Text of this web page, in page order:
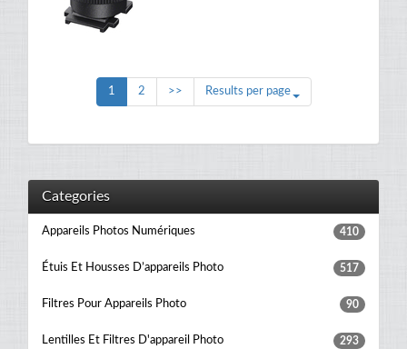
1 2 >> Results per page
Categories
Appareils Photos Numériques 410
Étuis Et Housses D’appareils Photo 517
Filtres Pour Appareils Photo 90
Lentilles Et Filtres D'appareil Photo 293